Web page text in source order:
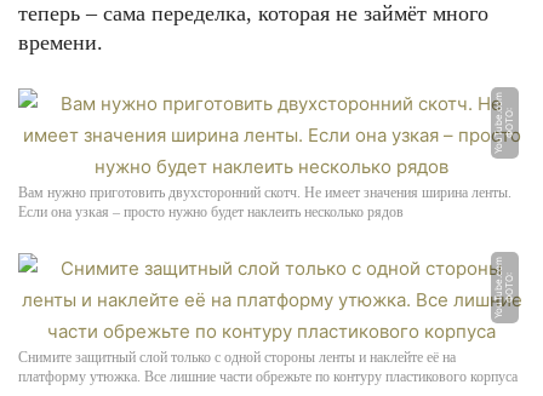
теперь – сама переделка, которая не займёт много
времени.
Ф
О
Т
О:
Y
o
u
T
u
b
e.
c
o
m
Вам нужно приготовить двухсторонний скотч. Не имеет значения ширина ленты.
Если она узкая – просто нужно будет наклеить несколько рядов
Ф
О
Т
О:
Y
o
u
T
u
b
e.
c
o
m
Снимите защитный слой только с одной стороны ленты и наклейте её на
платформу утюжка. Все лишние части обрежьте по контуру пластикового корпуса